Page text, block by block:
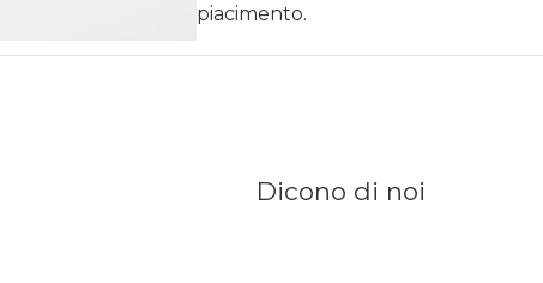
piacimento.
Dicono di noi